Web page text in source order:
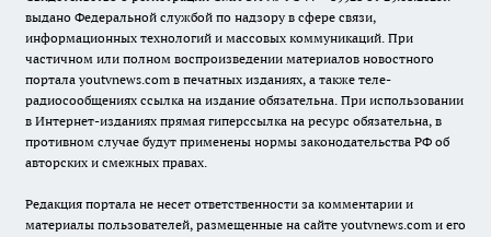
выдано Федеральной службой по надзору в сфере связи,
информационных технологий и массовых коммуникаций. При
частичном или полном воспроизведении материалов новостного
портала youtvnews.com в печатных изданиях, а также теле-
радиосообщениях ссылка на издание обязательна. При использовании
в Интернет-изданиях прямая гиперссылка на ресурс обязательна, в
противном случае будут применены нормы законодательства РФ об
авторских и смежных правах.
Редакция портала не несет ответственности за комментарии и
материалы пользователей, размещенные на сайте youtvnews.com и его